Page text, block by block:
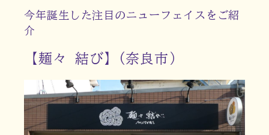
今年誕生した注目のニューフェイスをご紹
介
【麺々 結び】(奈良市）